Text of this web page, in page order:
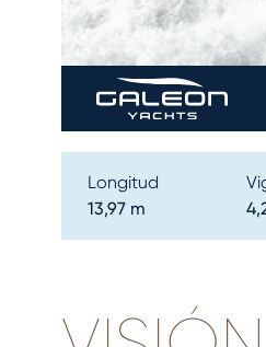
Longitud
13,97 m